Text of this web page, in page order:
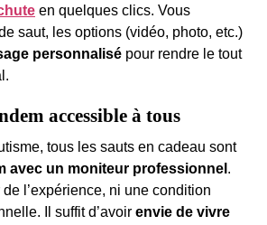
en quelques clics. Vous
saut, les options (vidéo, photo, etc.)
personnalisé pour rendre le tout
accessible à tous
tous les sauts en cadeau sont
avec un moniteur professionnel .
de l’expérience, ni une condition
Il suffit d’avoir envie de vivre